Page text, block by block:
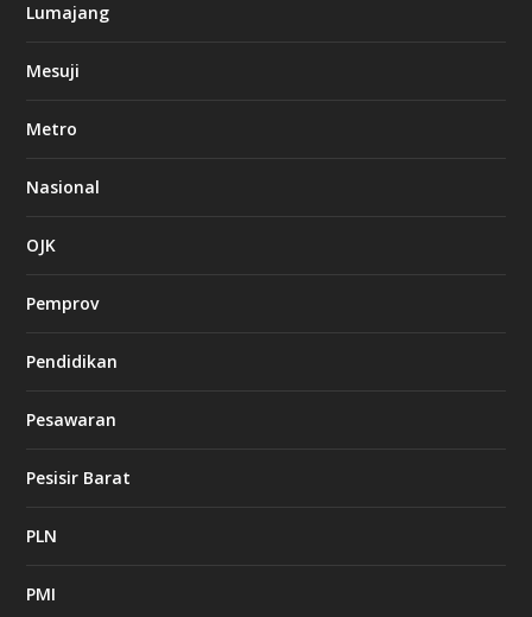
Lumajang
Mesuji
Metro
Nasional
OJK
Pemprov
Pendidikan
Pesawaran
Pesisir Barat
PLN
PMI